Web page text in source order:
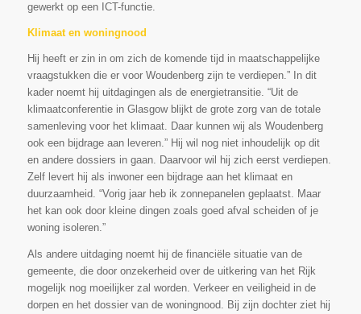
gewerkt op een ICT-functie.
Klimaat en woningnood
Hij heeft er zin in om zich de komende tijd in maatschappelijke
vraagstukken die er voor Woudenberg zijn te verdiepen.” In dit
kader noemt hij uitdagingen als de energietransitie. “Uit de
klimaatconferentie in Glasgow blijkt de grote zorg van de totale
samenleving voor het klimaat. Daar kunnen wij als Woudenberg
ook een bijdrage aan leveren.” Hij wil nog niet inhoudelijk op dit
en andere dossiers in gaan. Daarvoor wil hij zich eerst verdiepen.
Zelf levert hij als inwoner een bijdrage aan het klimaat en
duurzaamheid. “Vorig jaar heb ik zonnepanelen geplaatst. Maar
het kan ook door kleine dingen zoals goed afval scheiden of je
woning isoleren.”
Als andere uitdaging noemt hij de financiële situatie van de
gemeente, die door onzekerheid over de uitkering van het Rijk
mogelijk nog moeilijker zal worden. Verkeer en veiligheid in de
dorpen en het dossier van de woningnood. Bij zijn dochter ziet hij